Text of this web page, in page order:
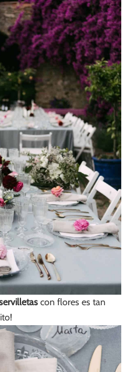
con flores es tan